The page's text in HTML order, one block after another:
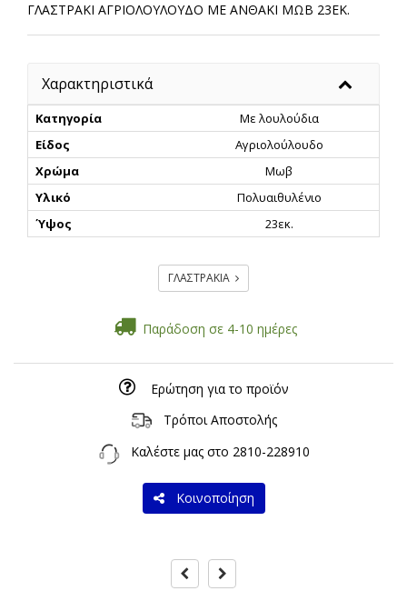
ΓΛΑΣΤΡΑΚΙ ΑΓΡΙΟΛΟΥΛΟΥΔΟ ΜΕ ΑΝΘΑΚΙ ΜΩΒ 23ΕΚ.
Χαρακτηριστικά
Κατηγορία
Με λουλούδια
Είδος
Αγριολούλουδο
Χρώμα
Μωβ
Υλικό
Πολυαιθυλένιο
Ύψος
23εκ.
ΓΛΑΣΤΡΑΚΙΑ
Παράδοση σε 4-10 ημέρες
Ερώτηση για το προϊόν
Τρόποι Αποστολής
Καλέστε μας στο 2810-228910
Κοινοποίηση